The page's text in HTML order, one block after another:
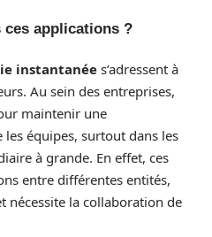
ces applications ?
instantanée s’adressent à
Au sein des entreprises,
maintenir une
équipes, surtout dans les
à grande. En effet, ces
entre différentes entités,
nécessite la collaboration de